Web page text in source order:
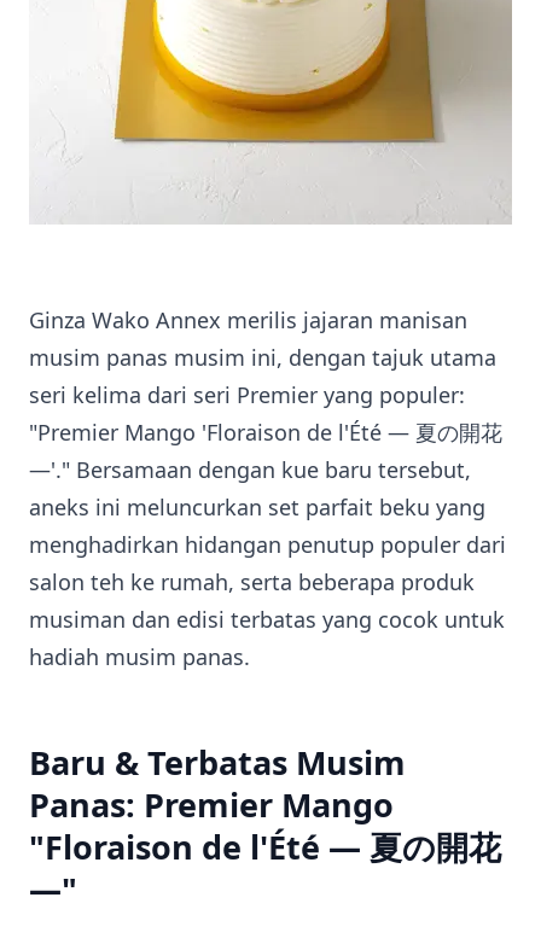
Ginza Wako Annex merilis jajaran manisan
musim panas musim ini, dengan tajuk utama
seri kelima dari seri Premier yang populer:
"Premier Mango 'Floraison de l'Été — 夏の開花
—'." Bersamaan dengan kue baru tersebut,
aneks ini meluncurkan set parfait beku yang
menghadirkan hidangan penutup populer dari
salon teh ke rumah, serta beberapa produk
musiman dan edisi terbatas yang cocok untuk
hadiah musim panas.
Baru & Terbatas Musim
Panas: Premier Mango
"Floraison de l'Été — 夏の開花
—"